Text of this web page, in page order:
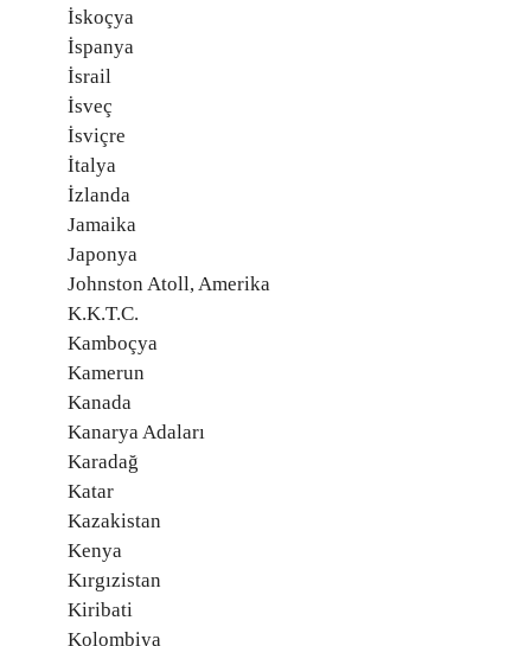
İskoçya
İspanya
İsrail
İsveç
İsviçre
İtalya
İzlanda
Jamaika
Japonya
Johnston Atoll, Amerika
K.K.T.C.
Kamboçya
Kamerun
Kanada
Kanarya Adaları
Karadağ
Katar
Kazakistan
Kenya
Kırgızistan
Kiribati
Kolombiya